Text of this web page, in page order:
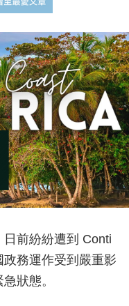
前紛紛遭到 Conti
務運作受到嚴重影
狀態。